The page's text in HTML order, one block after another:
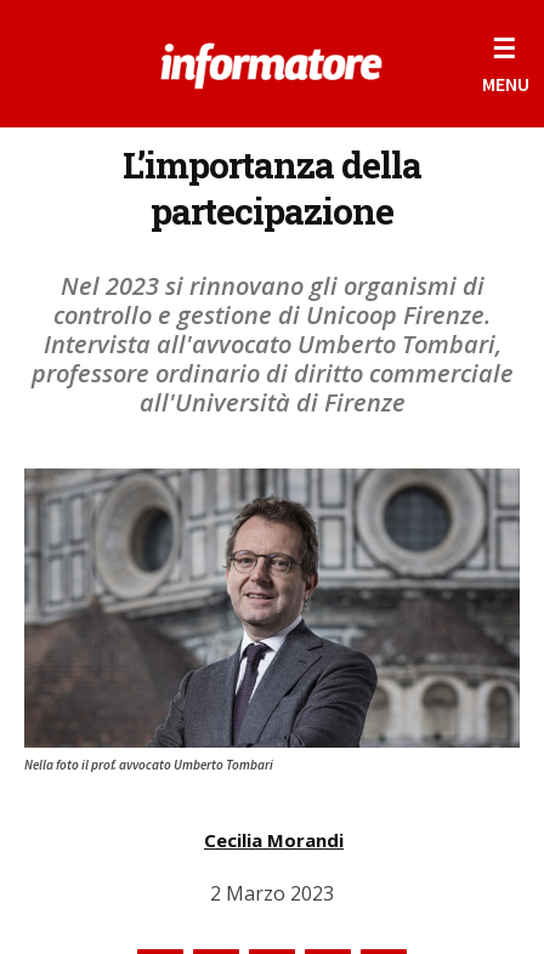
☰
MENU
L’importanza della
partecipazione
Nel 2023 si rinnovano gli organismi di
controllo e gestione di Unicoop Firenze.
Intervista all'avvocato Umberto Tombari,
professore ordinario di diritto commerciale
all'Università di Firenze
Nella foto il prof. avvocato Umberto Tombari
Cecilia Morandi
2 Marzo 2023